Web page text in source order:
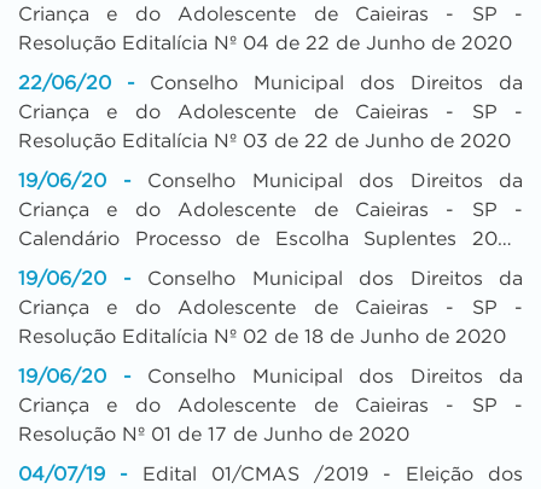
Criança e do Adolescente de Caieiras - SP -
Resolução Editalícia Nº 04 de 22 de Junho de 2020
22/06/20 - Conselho Municipal dos Direitos da
Criança e do Adolescente de Caieiras - SP -
Resolução Editalícia Nº 03 de 22 de Junho de 2020
19/06/20 - Conselho Municipal dos Direitos da
Criança e do Adolescente de Caieiras - SP -
Calendário Processo de Escolha Suplentes 2020
Conselho Tutelar de Caieiras
19/06/20 - Conselho Municipal dos Direitos da
Criança e do Adolescente de Caieiras - SP -
Resolução Editalícia Nº 02 de 18 de Junho de 2020
19/06/20 - Conselho Municipal dos Direitos da
Criança e do Adolescente de Caieiras - SP -
Resolução Nº 01 de 17 de Junho de 2020
04/07/19 - Edital 01/CMAS /2019 - Eleição dos